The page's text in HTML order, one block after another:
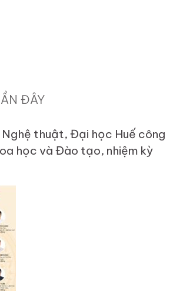
ĐÂY
thuật, Đại học Huế công
học và Đào tạo, nhiệm kỳ